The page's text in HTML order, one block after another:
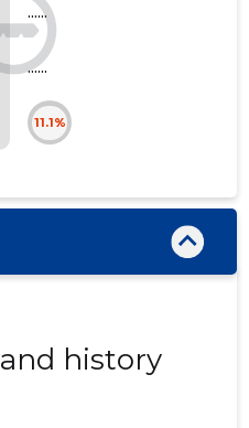
......
......
11.1%
history